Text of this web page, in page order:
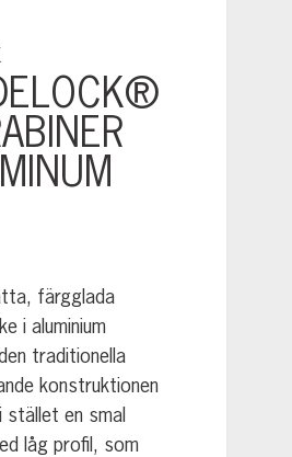
färgglada
i aluminium
traditionella
konstruktionen
stället en smal
låg profil, som